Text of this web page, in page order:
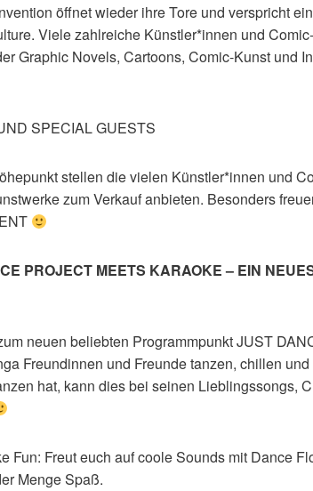
öffnet wieder ihre Tore und verspricht
Viele zahlreiche Künstler*innen und
Graphic Novels, Cartoons, Comic-Kunst und
SPECIAL GUESTS
stellen die vielen Künstler*innen und
zum Verkauf anbieten. Besonders
PROJECT MEETS KARAOKE – EIN
neuen beliebten Programmpunkt JUST
Freundinnen und Freunde tanzen, chillen
hat, kann dies bei seinen Lieblingssongs,
Fun: Freut euch auf coole Sounds mit Dance
Menge Spaß.